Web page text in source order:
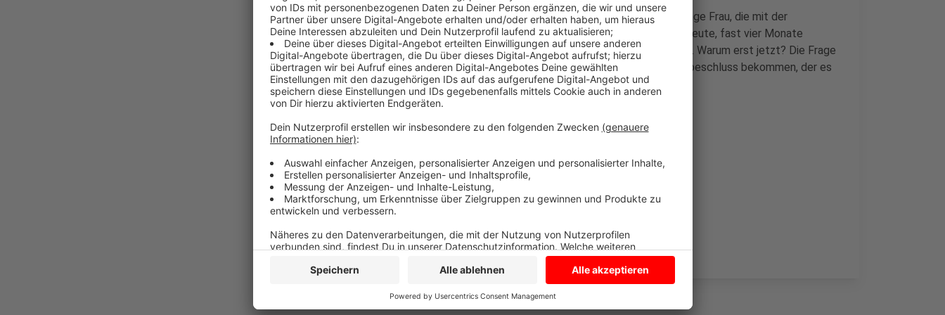
Wenig später filmt eine Kamera in einer Sparkassen-Filiale eine junge Frau, die mit der
gestohlenen EC-Karte Geld abheben will. Das klappt aber nicht. Heute, fast vier Monate
später, sucht die Polizei die mutmaßliche Taschendiebin per Foto. Warum erst jetzt? Die Frage
ist berechtigt. Tatsächlich hat die Polizei jetzt erst den Gerichtsbeschluss bekommen, der es
erlaubt, das Foto zu veröffentlichen.
Anzeige
Anzeige